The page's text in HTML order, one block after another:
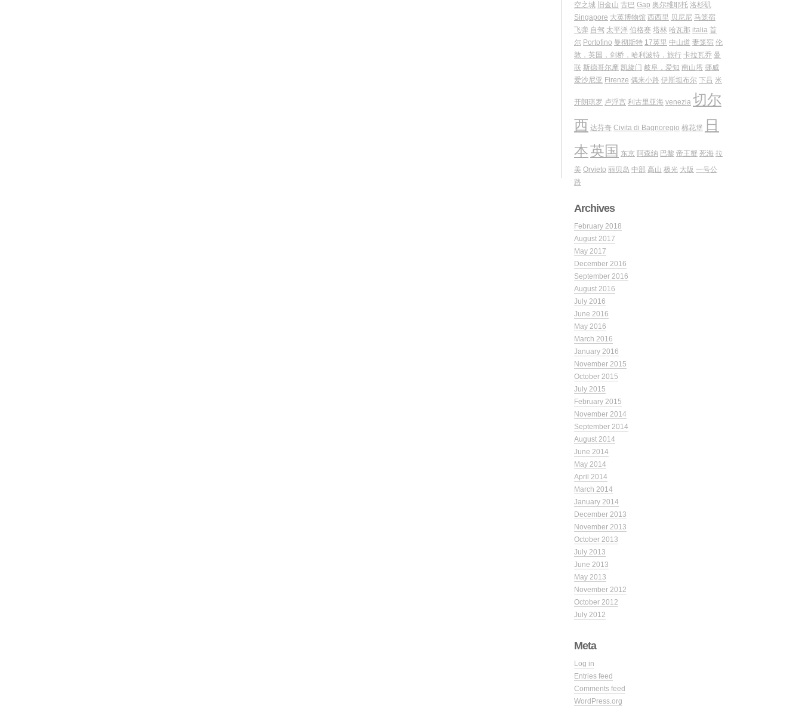
空之城 旧金山 古巴 Gap 奥尔维耶托 洛杉矶
Singapore 大英博物馆 西西里 贝尼尼 马笼宿
飞弹 自驾 太平洋 伯格赛 塔林 哈瓦那 italia 首
尔 Portofino 曼彻斯特 17英里 中山道 妻笼宿 伦
敦，英国，剑桥，哈利波特，旅行 卡拉瓦乔 曼
联 斯德哥尔摩 凯旋门 岐阜，爱知 南山塔 挪威
爱沙尼亚 Firenze 偶来小路 伊斯坦布尔 下吕 米
开朗琪罗 卢浮宫 利古里亚海 venezia 切尔
西 达芬奇 Civita di Bagnoregio 棉花堡
日
本英国 东京 阿森纳 巴黎 帝王蟹 死海 拉
美 Orvieto 丽贝岛 中部 高山 极光 大阪 一号公
路
Archives
February 2018
August 2017
May 2017
December 2016
September 2016
August 2016
July 2016
June 2016
May 2016
March 2016
January 2016
November 2015
October 2015
July 2015
February 2015
November 2014
September 2014
August 2014
June 2014
May 2014
April 2014
March 2014
January 2014
December 2013
November 2013
October 2013
July 2013
June 2013
May 2013
November 2012
October 2012
July 2012
Meta
Log in
Entries feed
Comments feed
WordPress.org